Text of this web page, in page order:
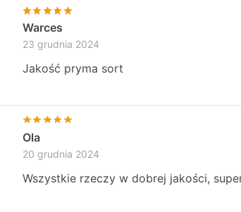
Warces
23 grudnia 2024
Jakość pryma sort
Ola
20 grudnia 2024
Wszystkie rzeczy w dobrej jakości,